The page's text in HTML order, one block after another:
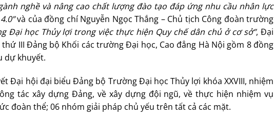
nghề và nâng cao chất lượng đào tạo đáp ứng nhu cầu nhân lực
và của đồng chí Nguyễn Ngọc Thắng – Chủ tịch Công đoàn trường
Đại học Thủy lợi trong việc thực hiện Quy chế dân chủ ở cơ sở”, Đại
III Đảng bộ Khối các trường Đại học, Cao đẳng Hà Nội gồm 8 đồng
dự khuyết.
Đại hội đại biểu Đảng bộ Trường Đại học Thủy lợi khóa XXVIII, nhiệm
tác xây dựng Đảng, về xây dựng đội ngũ, về thực hiện nhiệm vụ
đoàn thể; 06 nhóm giải pháp chủ yếu trên tất cả các mặt.